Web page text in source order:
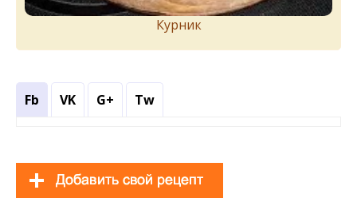
Курник
Fb VK G+ Tw